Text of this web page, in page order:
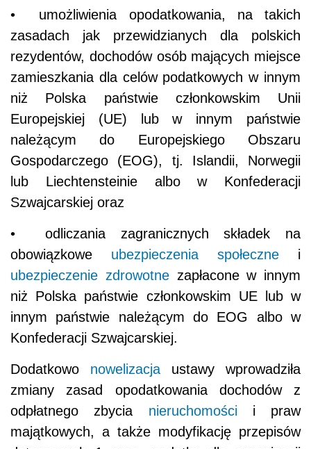
• umożliwienia opodatkowania, na takich
zasadach jak przewidzianych dla polskich
rezydentów, dochodów osób mających miejsce
zamieszkania dla celów podatkowych w innym
niż Polska państwie członkowskim Unii
Europejskiej (UE) lub w innym państwie
należącym do Europejskiego Obszaru
Gospodarczego (EOG), tj. Islandii, Norwegii
lub Liechtensteinie albo w Konfederacji
Szwajcarskiej oraz
• odliczania zagranicznych składek na
obowiązkowe ubezpieczenia społeczne i
ubezpieczenie zdrowotnezapłacone w innym
niż Polska państwie członkowskim UE lub w
innym państwie należącym do EOG albo w
Konfederacji Szwajcarskiej.
Dodatkowo nowelizacja ustawy wprowadziła
zmiany zasad opodatkowania dochodów z
odpłatnego zbycia nieruchomościi praw
majątkowych, a także modyfikację przepisów